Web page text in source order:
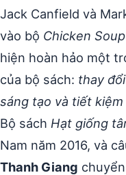
Jack Canfield và
vào bộ Chicken
hiện hoàn hảo một
của bộ sách: thay
sáng tạo và tiết
Bộ sách Hạt giống
Nam năm 2016, và
Thanh Giang